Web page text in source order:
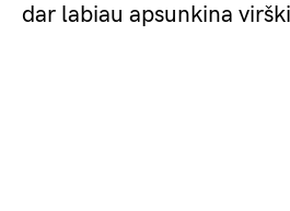
dar labiau apsunkina